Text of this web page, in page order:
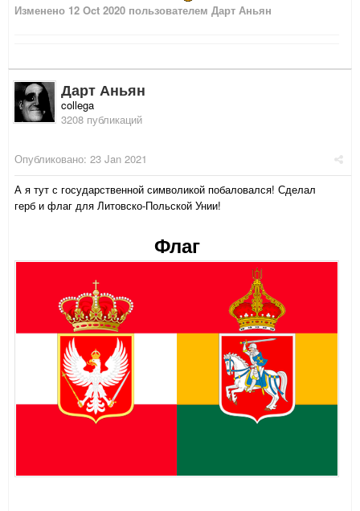
Изменено 12 Oct 2020 пользователем Дарт Аньян
Дарт Аньян
collega
3208 публикаций
Опубликовано: 23 Jan 2021
А я тут с государственной символикой побаловался! Сделал
герб и флаг для Литовско-Польской Унии!
Флаг